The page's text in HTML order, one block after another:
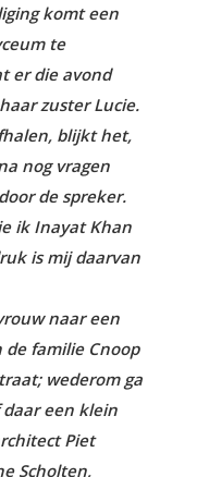
komt een
te
er die avond
zuster Lucie.
blijkt het,
nog vragen
de spreker.
ik Inayat Khan
is mij daarvan
naar een
familie Cnoop
wederom ga
een klein
Piet
Scholten,